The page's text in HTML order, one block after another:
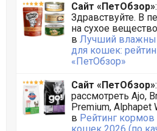
Сайт «ПетОбзор»:
Здравствуйте. В
на сухое
в Лучший
для кошек:
«ПетОбзор»
Сайт «ПетОбзор»
рассмотреть Ajo,
Premium, Alphapet
в Рейтинг кормов